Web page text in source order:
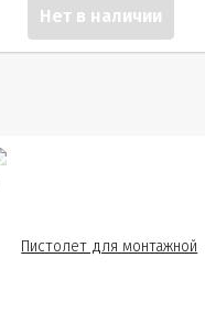
Нет в наличии